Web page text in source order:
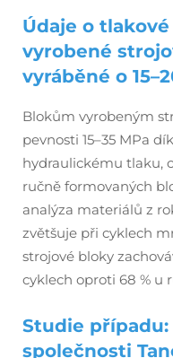
Údaje o
vyrobené
vyráběné o
Blokům vyrobeným
pevnosti 15–35 MPa
hydraulickému tlaku,
ručně formovaných
analýza materiálů z
zvětšuje při cyklech
strojové bloky
cyklech oproti 68 % u
Studie
společnosti